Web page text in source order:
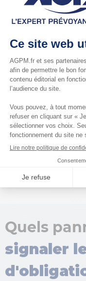
À partir du
pneumatiques
montagne à
Acheter et rouler
toujours possible,
détenir
zones concernées
Quels
signaler